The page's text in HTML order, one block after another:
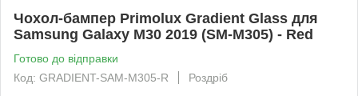
Чохол-бампер Primolux Gradient Glass для
Samsung Galaxy M30 2019 (SM-M305) - Red
Готово до відправки
Код: GRADIENT-SAM-M305-R
Роздріб